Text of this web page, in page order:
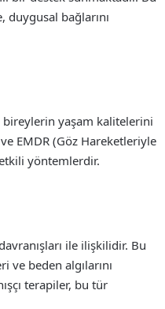
bağlarını
bireylerin yaşam kalitelerini
EMDR (Göz Hareketleriyle
yöntemlerdir.
ile ilişkilidir. Bu
ve beden algılarını
terapiler, bu tür